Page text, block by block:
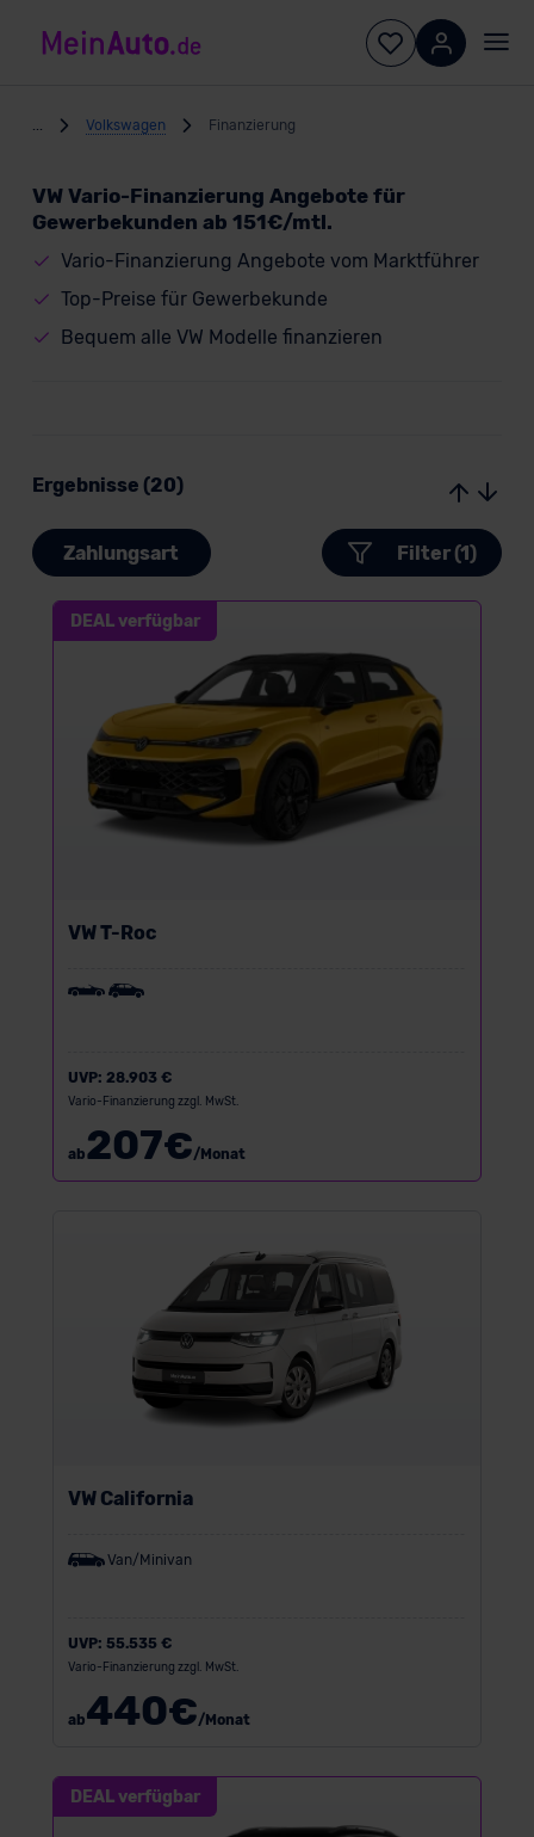
Volkswagen Finanzierung
VW Vario-Finanzierung Angebote für
Gewerbekunden ab 151€/mtl.
Vario-Finanzierung Angebote vom Marktführer
Top-Preise für Gewerbekunde
Bequem alle VW Modelle finanzieren
Ergebnisse (20)
Zahlungsart Filter (1)
DEAL verfügbar
VW T-Roc
UVP: 28.903 €
Vario-Finanzierung zzgl. MwSt.
ab207€/Monat
VW California
Van/Minivan
UVP: 55.535 €
Vario-Finanzierung zzgl. MwSt.
ab440€/Monat
DEAL verfügbar